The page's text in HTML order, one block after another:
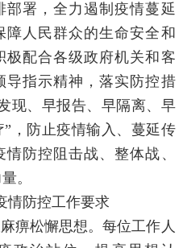
部署，全力遏制疫情蔓延
障人民群众的生命安全和
极配合各级政府机关和客
导指示精神，落实防控措
现、早报告、早隔离、早
，防止疫情输入、蔓延传
防控阻击战、整体战、
。
情防控工作要求
痹松懈思想。每位工作人